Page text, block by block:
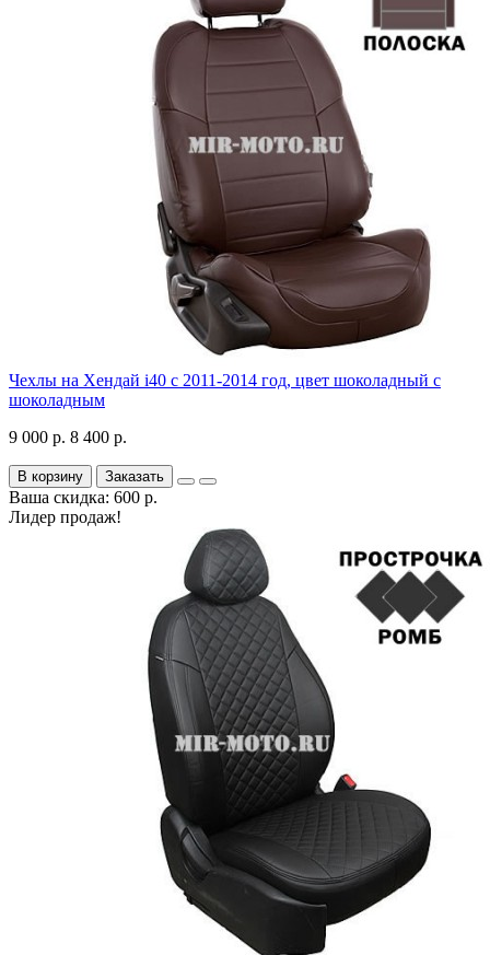
Чехлы на Хендай i40 с 2011-2014 год, цвет шоколадный с
шоколадным
9 000 р. 8 400 р.
В корзину Заказать
Ваша скидка: 600 р.
Лидер продаж!